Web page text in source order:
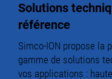
Solutions
référence
Simco-ION propose la
gamme de solutions
vos applications :